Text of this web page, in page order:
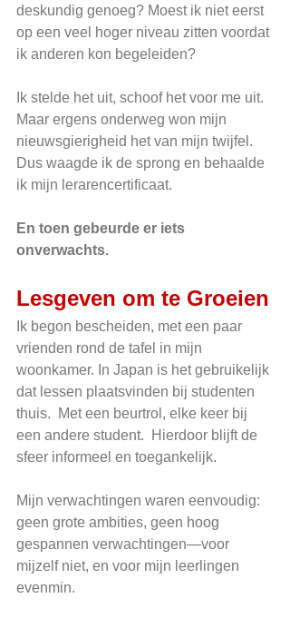
deskundig genoeg? Moest ik niet eerst
op een veel hoger niveau zitten voordat
ik anderen kon begeleiden?
Ik stelde het uit, schoof het voor me uit.
Maar ergens onderweg won mijn
nieuwsgierigheid het van mijn twijfel.
Dus waagde ik de sprong en behaalde
ik mijn lerarencertificaat.
En toen gebeurde er iets
onverwachts.
Lesgeven om te Groeien
Ik begon bescheiden, met een paar
vrienden rond de tafel in mijn
woonkamer. In Japan is het gebruikelijk
dat lessen plaatsvinden bij studenten
thuis.  Met een beurtrol, elke keer bij
een andere student.  Hierdoor blijft de
sfeer informeel en toegankelijk.
Mijn verwachtingen waren eenvoudig:
geen grote ambities, geen hoog
gespannen verwachtingen—voor
mijzelf niet, en voor mijn leerlingen
evenmin.